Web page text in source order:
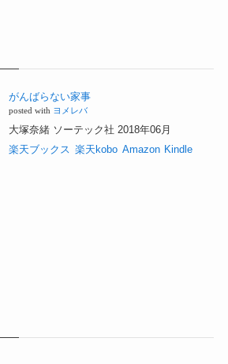
がんばらない家事
posted with ヨメレバ
大塚奈緒 ソーテック社 2018年06月
楽天ブックス 楽天kobo Amazon Kindle